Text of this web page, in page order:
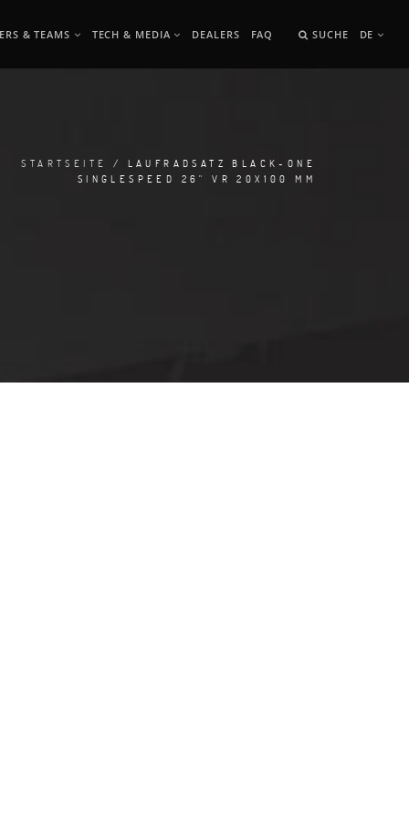
& TEAMS TECH & MEDIA DEALERS FAQ SUCHE DE
STARTSEITE
/ LAUFRADSATZ BLACK-ONE
SINGLESPEED 26" VR 20X100 MM